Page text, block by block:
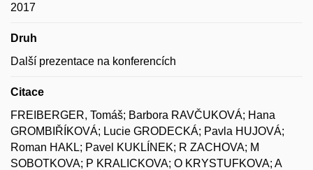
2017
Druh
Další prezentace na konferencích
Citace
FREIBERGER, Tomáš; Barbora RAVČUKOVÁ; Hana
GROMBIŘÍKOVÁ; Lucie GRODECKÁ; Pavla HUJOVÁ;
Roman HAKL; Pavel KUKLÍNEK; R ZACHOVA; M
SOBOTKOVA; P KRALICKOVA; O KRYSTUFKOVA; A